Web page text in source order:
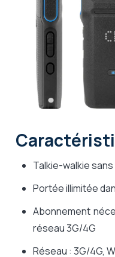
Talkie-walkie
Portée illimitée
Abonnement
réseau 3G/4G
Réseau : 3G/4G,